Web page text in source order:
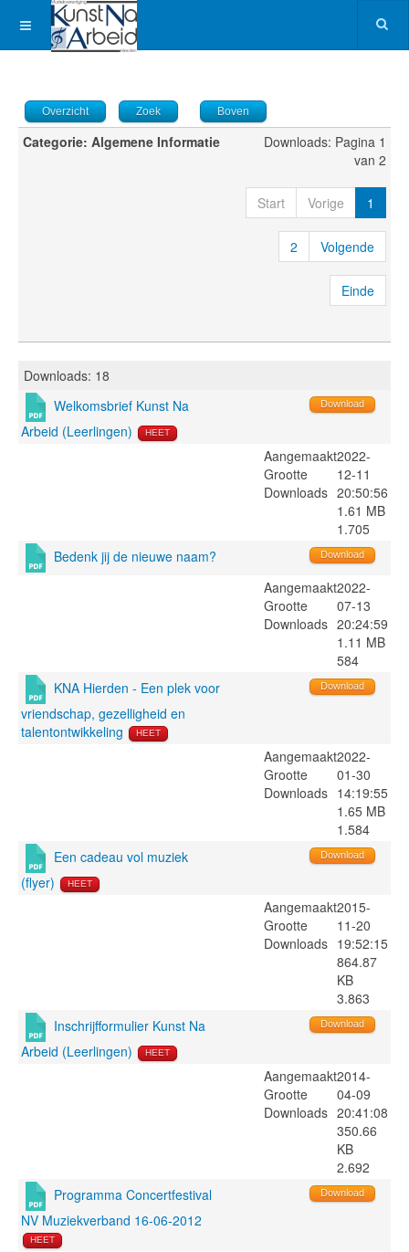
Overzicht Zoek Boven
Categorie: Algemene Informatie
Downloads: Pagina 1
van 2
Start Vorige 1
2 Volgende
Einde
Downloads: 18
Welkomsbrief Kunst Na
Arbeid (Leerlingen)
HEET
Download
Aangemaakt
Grootte
Downloads
2022-
12-11
20:50:56
1.61 MB
1.705
Bedenk jij de nieuwe naam?
Download
Aangemaakt
Grootte
Downloads
2022-
07-13
20:24:59
1.11 MB
584
KNA Hierden - Een plek voor
vriendschap, gezelligheid en
talentontwikkeling
HEET
Download
Aangemaakt
Grootte
Downloads
2022-
01-30
14:19:55
1.65 MB
1.584
Een cadeau vol muziek
(flyer)
HEET
Download
Aangemaakt
Grootte
Downloads
2015-
11-20
19:52:15
864.87
KB
3.863
Inschrijfformulier Kunst Na
Arbeid (Leerlingen)
HEET
Download
Aangemaakt
Grootte
Downloads
2014-
04-09
20:41:08
350.66
KB
2.692
Programma Concertfestival
NV Muziekverband 16-06-2012
HEET
Download